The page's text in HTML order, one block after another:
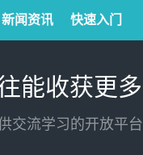
新闻资讯 快速入门
能收获更多
交流学习的开放平台